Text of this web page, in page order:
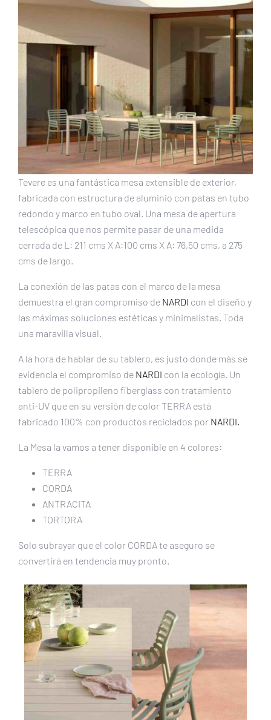
Tevere es una fantástica mesa extensible de exterior,
fabricada con estructura de aluminio con patas en tubo
redondo y marco en tubo oval. Una mesa de apertura
telescópica que nos permite pasar de una medida
cerrada de L: 211 cms X A:100 cms X A: 76,50 cms, a 275
cms de largo.
La conexión de las patas con el marco de la mesa
demuestra el gran compromiso de NARDI con el diseño y
las máximas soluciones estéticas y minimalistas. Toda
una maravilla visual.
A la hora de hablar de su tablero, es justo donde más se
evidencia el compromiso de NARDI con la ecología. Un
tablero de polipropileno fiberglass con tratamiento
anti-UV que en su versión de color TERRA está
fabricado 100% con productos reciclados por NARDI.
La Mesa la vamos a tener disponible en 4 colores:
TERRA
CORDA
ANTRACITA
TORTORA
Solo subrayar que el color CORDA te aseguro se
convertirá en tendencia muy pronto.